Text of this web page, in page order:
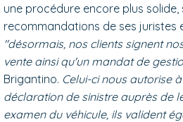
une procédure encore plus solide,
recommandations de ses juristes
"désormais, nos clients signent
vente ainsi qu'un mandat de
Brigantino. Celui-ci nous autorise
déclaration de sinistre auprès de
examen du véhicule, ils valident